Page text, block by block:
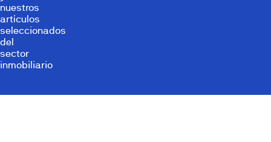
nuestros
artículos
seleccionados
del
sector
inmobiliario